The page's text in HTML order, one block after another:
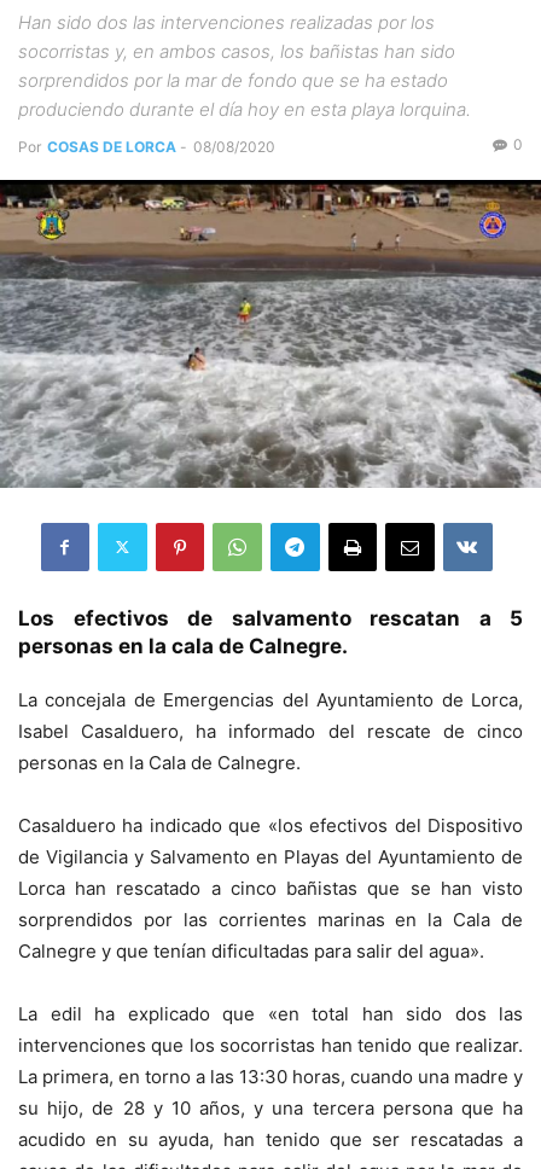
Han sido dos las intervenciones realizadas por los
socorristas y, en ambos casos, los bañistas han sido
sorprendidos por la mar de fondo que se ha estado
produciendo durante el día hoy en esta playa lorquina.
Por COSAS DE LORCA - 08/08/2020 0
Los efectivos de salvamento rescatan a 5
personas en la cala de Calnegre.
La concejala de Emergencias del Ayuntamiento de Lorca,
Isabel Casalduero, ha informado del rescate de cinco
personas en la Cala de Calnegre.
Casalduero ha indicado que «los efectivos del Dispositivo
de Vigilancia y Salvamento en Playas del Ayuntamiento de
Lorca han rescatado a cinco bañistas que se han visto
sorprendidos por las corrientes marinas en la Cala de
Calnegre y que tenían dificultadas para salir del agua».
La edil ha explicado que «en total han sido dos las
intervenciones que los socorristas han tenido que realizar.
La primera, en torno a las 13:30 horas, cuando una madre y
su hijo, de 28 y 10 años, y una tercera persona que ha
acudido en su ayuda, han tenido que ser rescatadas a